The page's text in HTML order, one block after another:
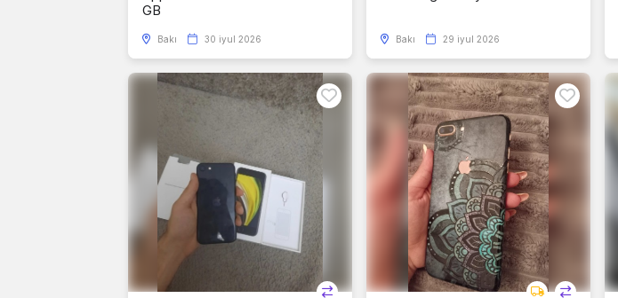
GB
Bakı 30 iyul 2026 Bakı 29 iyul 2026